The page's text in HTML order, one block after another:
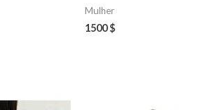
Mulher
1500$